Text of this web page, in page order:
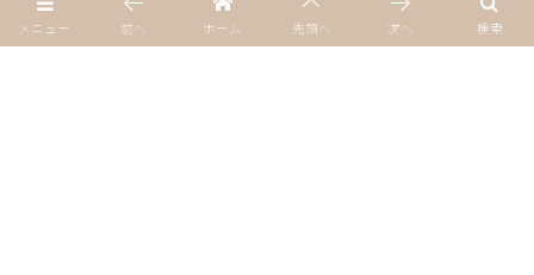
メニュー 検索
前へ ホーム 先頭へ 次へ